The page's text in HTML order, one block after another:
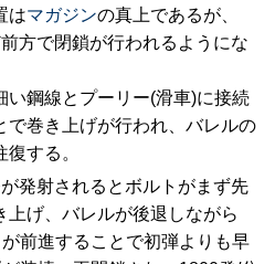
はマガジンの真上であるが、
方で閉鎖が行われるようにな
鋼線とプーリー(滑車)に接続
で巻き上げが行われ、バレルの
する。
発射されるとボルトがまず先
上げ、バレルが後退しながら
前進することで初弾よりも早